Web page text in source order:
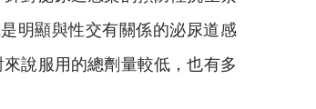
明顯與性交有關係的泌尿道感
說服用的總劑量較低，也有多